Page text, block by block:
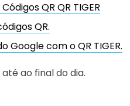
QR QR TIGER
QR.
Google com o QR TIGER.
ao final do dia.